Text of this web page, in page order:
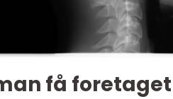
få